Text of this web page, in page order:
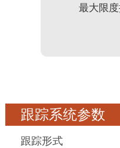
最大限
跟踪系统参数
跟踪形式